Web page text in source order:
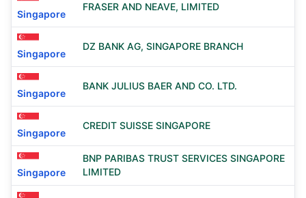
Singapore
FRASER AND NEAVE, LIMITED
Singapore
DZ BANK AG, SINGAPORE BRANCH
Singapore
BANK JULIUS BAER AND CO. LTD.
Singapore
CREDIT SUISSE SINGAPORE
Singapore
BNP PARIBAS TRUST SERVICES SINGAPORE
LIMITED